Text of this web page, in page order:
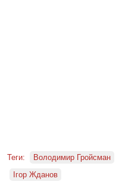
Теги: Володимир Гройсман
Ігор Жданов